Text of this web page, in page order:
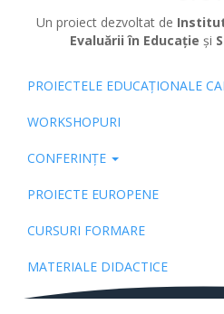
Un proiect dezvoltat de
Evaluării în Educație și
Pub
PROIECTELE EDUCAȚIONALE
WORKSHOPURI
CONFERINȚE
PROIECTE EUROPENE
CURSURI FORMARE
MATERIALE DIDACTICE